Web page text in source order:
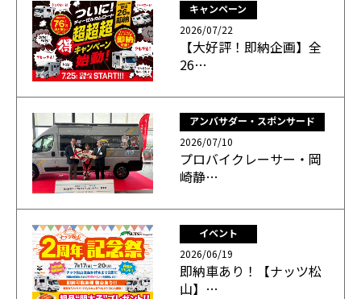
キャンペーン
2026/07/22
【大好評！即納企画】全
26…
アンバサダー・スポンサード
2026/07/10
プロバイクレーサー・岡
崎静…
イベント
2026/06/19
即納車あり！【ナッツ松
山】…